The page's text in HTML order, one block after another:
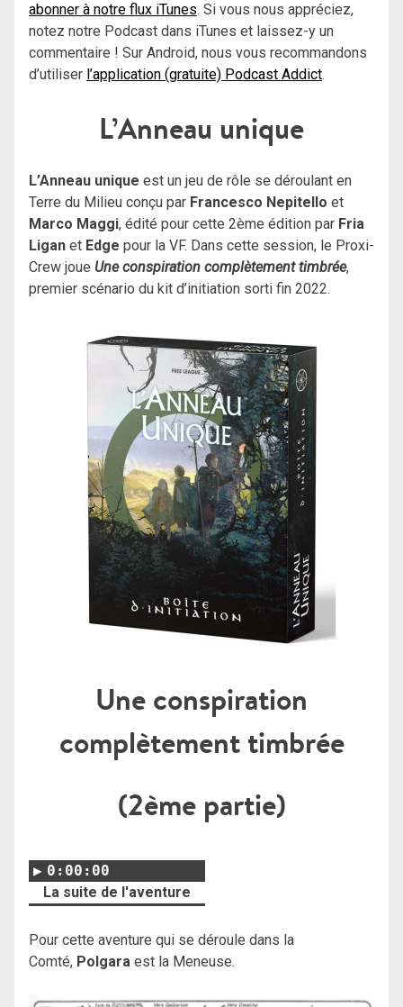
abonner à notre flux iTunes. Si vous nous appréciez,
notez notre Podcast dans iTunes et laissez-y un
commentaire ! Sur Android, nous vous recommandons
d’utiliser l’application (gratuite) Podcast Addict.
L’Anneau unique
L’Anneau unique est un jeu de rôle se déroulant en
Terre du Milieu conçu par Francesco Nepitello et
Marco Maggi, édité pour cette 2ème édition par Fria
Ligan et Edge pour la VF. Dans cette session, le Proxi-
Crew joue Une conspiration complètement timbrée,
premier scénario du kit d’initiation sorti fin 2022.
Une conspiration
complètement timbrée
(2ème partie)
0:00:00
La suite de l'aventure
Pour cette aventure qui se déroule dans la
Comté, Polgara est la Meneuse.